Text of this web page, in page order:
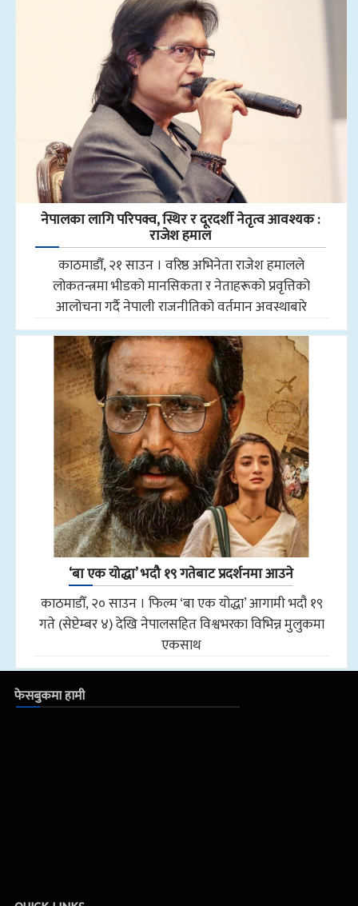
नेपालका लागि परिपक्व, स्थिर र दूरदर्शी नेतृत्व आवश्यक :
राजेश हमाल
काठमाडौँ, २१ साउन । वरिष्ठ अभिनेता राजेश हमालले
लोकतन्त्रमा भीडको मानसिकता र नेताहरूको प्रवृत्तिको
आलोचना गर्दै नेपाली राजनीतिको वर्तमान अवस्थाबारे
‘बा एक योद्धा’ भदौ १९ गतेबाट प्रदर्शनमा आउने
काठमाडौँ, २० साउन । फिल्म ‘बा एक योद्धा’ आगामी भदौ १९
गते (सेप्टेम्बर ४) देखि नेपालसहित विश्वभरका विभिन्न मुलुकमा
एकसाथ
फेसबुकमा हामी